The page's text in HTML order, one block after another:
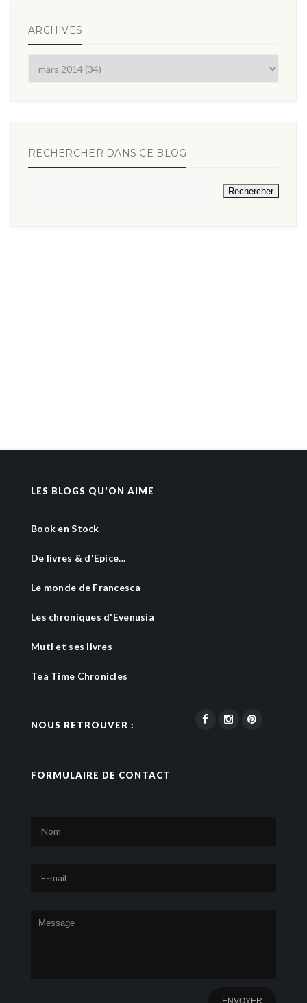
ARCHIVES
RECHERCHER DANS CE BLOG
LES BLOGS QU'ON AIME
Book en Stock
De livres & d'Epice...
Le monde de Francesca
Les chroniques d'Evenusia
Muti et ses livres
Tea Time Chronicles
NOUS RETROUVER :
FORMULAIRE DE CONTACT